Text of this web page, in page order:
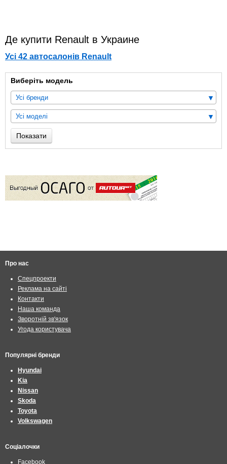
Де купити Renault в Украине
Усі 42 автосалонів Renault
Виберіть модель
Усі бренди
Усі моделі
Показати
Про нас
Спецпроекти
Реклама на сайті
Контакти
Наша команда
Зворотній зв'язок
Угода користувача
Популярні бренди
Hyundai
Kia
Nissan
Skoda
Toyota
Volkswagen
Соціалочки
Facebook